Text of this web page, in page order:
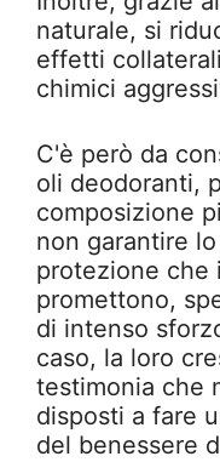
naturale, si
effetti
chimici
C'è però da
oli deodoranti,
composizione
non garantire
protezione che
promettono,
di intenso
caso, la loro
testimonia che
disposti a fare
del benessere